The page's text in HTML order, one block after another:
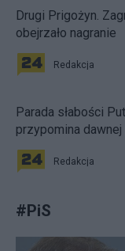
Drugi Prigożyn.
obejrzało nagranie
Redakcja
Parada słabości
przypomina
Redakcja
#PiS